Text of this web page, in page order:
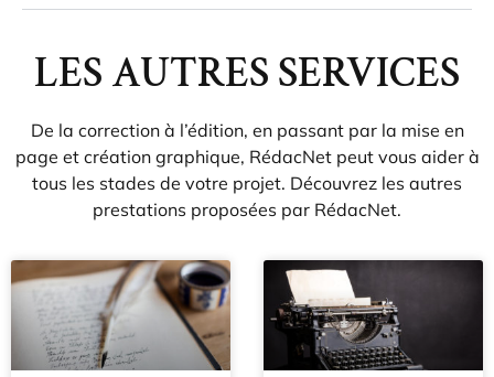
LES AUTRES SERVICES
De la correction à l’édition, en passant par la mise en
page et création graphique, RédacNet peut vous aider à
tous les stades de votre projet. Découvrez les autres
prestations proposées par RédacNet.